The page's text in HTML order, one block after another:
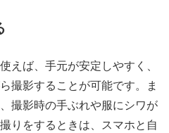
えば、手元が安定しやすく、
撮影することが可能です。ま
撮影時の手ぶれや服にシワが
りをするときは、スマホと自